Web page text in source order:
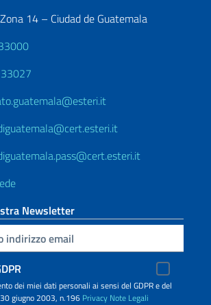
14 – Ciudad de Guatemala
Newsletter
dei miei dati personali ai sensi del GDPR e del
giugno 2003, n.196 Privacy Note Legali